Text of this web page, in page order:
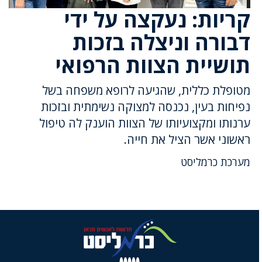
קריות: נעקצה על ידי
דבורה וניצלה בזכות
תושיית הצוות הרפואי
מטופלת כללית, שהגיעה לרופא משפחה בשל
נפיחות בעין, נכנסה למצוקה נשימתית ובזכות
ערנותו ומקצועיותו של הצוות הוענק לה טיפול
ראשוני אשר הציל את חייה.
מערכת כרמליסט